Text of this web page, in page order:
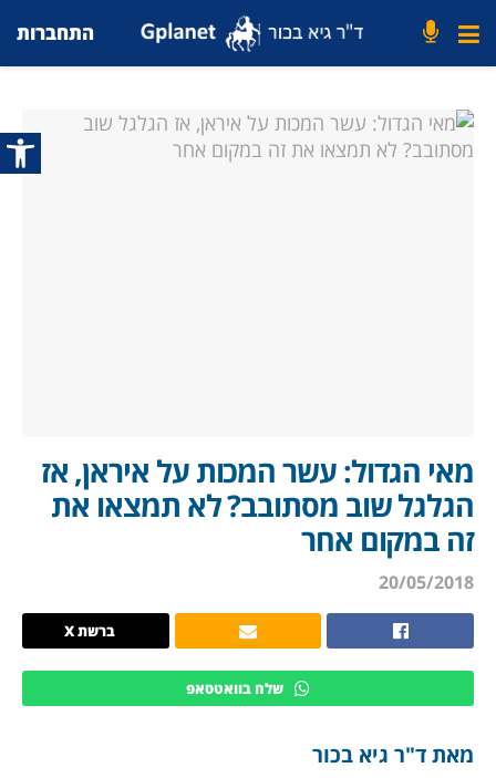
פתח
התחברות
מאי הגדול: עשר המכות על איראן, אז
הגלגל שוב מסתובב? לא תמצאו את
זה במקום אחר
20/05/2018
ברשת X
שלח בוואטסאפ
מאת ד"ר גיא בכור